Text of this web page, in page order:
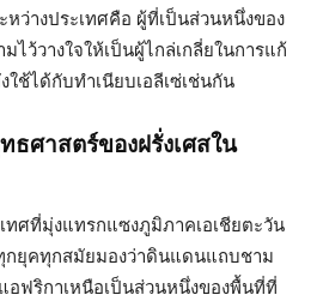
ว่างประเทศคือ ผู้ที่เป็นส่วนหนึ่งของ
ไว้วางใจให้เป็นผู้ไกล่เกลี่ยในการแก้
ช้ได้กับทำเนียบเอลีเซ่เช่นกัน
ศาสตร์ของฝรั่งเศสใน
ทศที่มุ่งแทรกแซงภูมิภาคเอเชียตะวัน
กยุคทุกสมัยมองว่าดินแดนแถบชาม
อฟริกาเหนือเป็นส่วนหนึ่งของพื้นที่ที่